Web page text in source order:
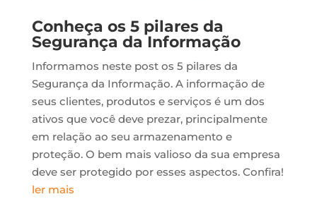
Conheça os 5 pilares da
Segurança da Informação
Informamos neste post os 5 pilares da
Segurança da Informação. A informação de
seus clientes, produtos e serviços é um dos
ativos que você deve prezar, principalmente
em relação ao seu armazenamento e
proteção. O bem mais valioso da sua empresa
deve ser protegido por esses aspectos. Confira!
ler mais